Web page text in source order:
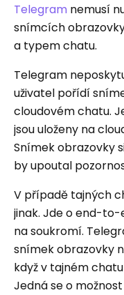
Telegram nemusí
snímcích
a typem chatu.
Telegram
uživatel pořídí
cloudovém chatu.
jsou uloženy na
Snímek obrazovky
by upoutal
V případě tajných
jinak. Jde o end-
na soukromí.
snímek obrazovky
když v tajném
Jedná se o